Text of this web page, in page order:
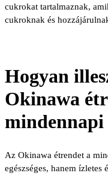
cukrokat tartalmaznak,
cukroknak és
Hogyan
Okinawa
mindennapi
Az Okinawa étrendet a
egészséges, hanem ízletes